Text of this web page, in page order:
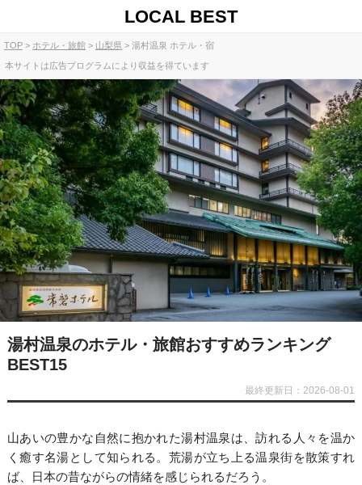
LOCAL BEST
TOP ホテル・旅館 山梨県 湯村温泉 ホテル・宿
本サイトは広告プログラムにより収益を得ています
湯村温泉のホテル・旅館おすすめランキング
BEST15
最終更新日：2026-08-01
山あいの豊かな自然に抱かれた湯村温泉は、訪れる人々を温か
く癒す名湯として知られる。荒湯が立ち上る温泉街を散策すれ
ば、日本の昔ながらの情緒を感じられるだろう。